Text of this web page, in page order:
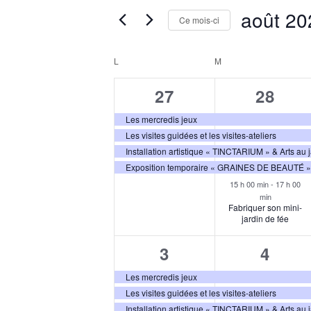
DE
ÉVÈNEMENTS
Évènements
mot-
Ce mois-ci août
date.
CALENDRIER
ÉVÈNEMENTS
L M
4
évènements,
27
Les mercredis jeux
Les visites guidées et les visites-ateliers
Installation artistique « TINCTARIUM » & Arts au
Exposition temporaire « GRAINES DE BEAUTÉ »
5
28
15 h 00 min- 17 h 00
min
Fabriquer son mini-
jardin de fée
4
évènements,
3
Les mercredis jeux
Les visites guidées et les visites-ateliers
5
4